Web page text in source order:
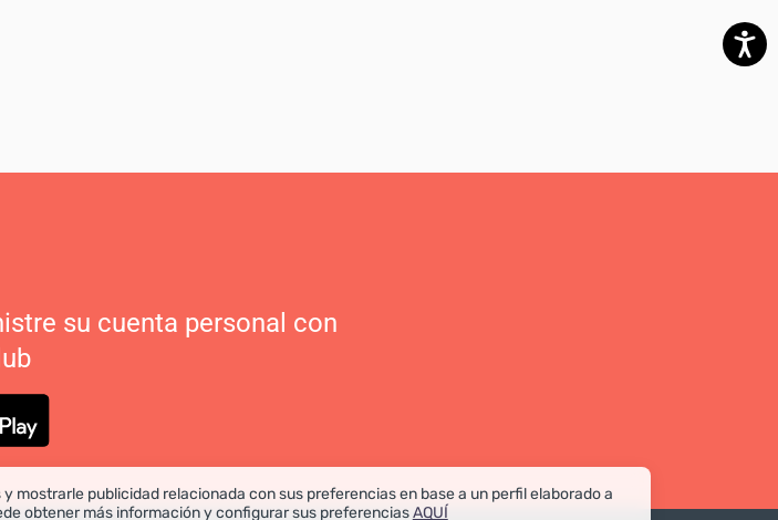
mostrarle publicidad relacionada con sus preferencias en base a un perfil elaborado a
obtener más información y configurar sus preferenciasAQUÍ
su cuenta personal con